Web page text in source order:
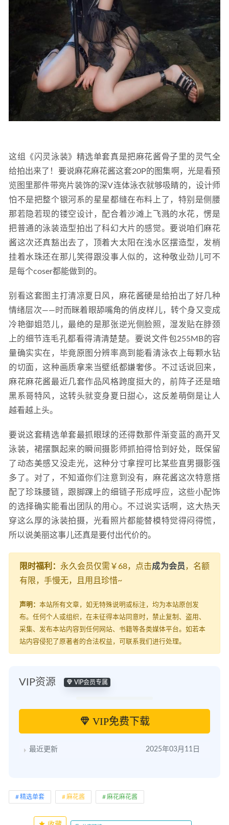
这组《闪灵泳装》精选单套真是把麻花酱骨子里的灵气全
给拍出来了！要说麻花麻花酱这套20P的图集啊，光是看预
览图里那件带亮片装饰的深V连体泳衣就够吸睛的，设计师
怕不是把整个银河系的星星都缝在布料上了，特别是侧腰
那若隐若现的镂空设计，配合着沙滩上飞溅的水花，愣是
把普通的泳装造型拍出了科幻大片的感觉。要说咱们麻花
酱这次还真豁出去了，顶着大太阳在浅水区摆造型，发梢
挂着水珠还在那儿笑得跟没事人似的，这种敬业劲儿可不
是每个coser都能做到的。
别看这套图主打清凉夏日风，麻花酱硬是给拍出了好几种
情绪层次——时而眯着眼舔嘴角的俏皮样儿，转个身又变成
冷艳御姐范儿，最绝的是那张逆光侧脸照，湿发贴在脖颈
上的细节连毛孔都看得清清楚楚。要说文件包255MB的容
量确实实在，毕竟原图分辨率高到能看清泳衣上每颗水钻
的切面，这种画质拿来当壁纸都嫌奢侈。不过话说回来，
麻花麻花酱最近几套作品风格跨度挺大的，前阵子还是暗
黑系哥特风，这转头就变身夏日甜心，这反差萌倒是让人
越看越上头。
要说这套精选单套最抓眼球的还得数那件渐变蓝的高开叉
泳装，裙摆飘起来的瞬间摄影师抓拍得恰到好处，既保留
了动态美感又没走光，这种分寸拿捏可比某些直男摄影强
多了。对了，不知道你们注意到没有，麻花酱这次特意搭
配了珍珠腰链，跟脚踝上的细链子形成呼应，这些小配饰
的选择确实能看出团队的用心。不过说实话啊，这大热天
穿这么厚的泳装拍摄，光看照片都能替模特觉得闷得慌，
所以说美丽这事儿还真是要付出代价的。
限时福利： 永久会员仅需￥68，点击成为会员，名额
有限，手慢无，且用且珍惜~
声明： 本站所有文章，如无特殊说明或标注，均为本站原创发
布。任何个人或组织，在未征得本站同意时，禁止复制、盗用、
采集、发布本站内容到任何网站、书籍等各类媒体平台。如若本
站内容侵犯了原著者的合法权益，可联系我们进行处理。
VIP资源 VIP会员专属
VIP免费下载
最近更新 2025年03月11日
精选单套 麻花酱 麻花麻花酱